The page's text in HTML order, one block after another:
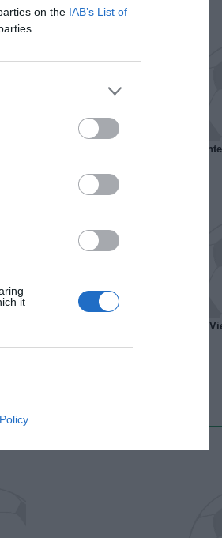
on the IAB’s List of
it
Francia, il Marsiglia senza presidente
A gennaio ipotesi scambio Davids-